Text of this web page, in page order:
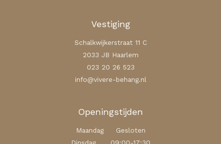
Vestiging
Schalkwijkerstraat 11 C
2033 JB Haarlem
023 20 26 523
info@vivere-behang.nl
Openingstijden
Maandag Gesloten